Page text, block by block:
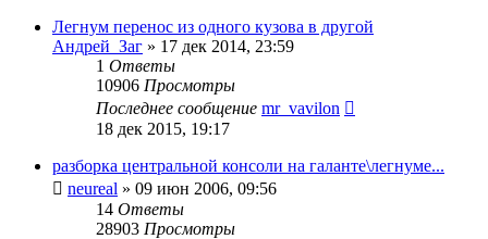
Легнум перенос из одного кузова в другой
Андрей_Заг » 17 дек 2014, 23:59
1 Ответы
10906 Просмотры
Последнее сообщение mr_vavilon
18 дек 2015, 19:17
разборка центральной консоли на галанте\легнуме...
neureal » 09 июн 2006, 09:56
14 Ответы
28903 Просмотры